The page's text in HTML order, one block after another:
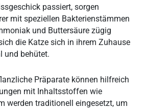
passiert, sorgen
mit speziellen Bakterienstämmen
und Buttersäure zügig
die Katze sich in ihrem Zuhause
und behütet.
Präparate können hilfreich
mit Inhaltsstoffen wie
werden traditionell eingesetzt, um